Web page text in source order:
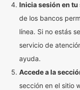
Inicia sesión en tu
de los bancos
línea. Si no estás
servicio de
ayuda.
Accede a la
sección en el sitio